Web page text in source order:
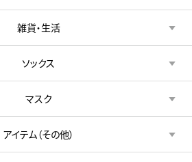
雑貨・生活
ソックス
マスク
アイテム（その他）